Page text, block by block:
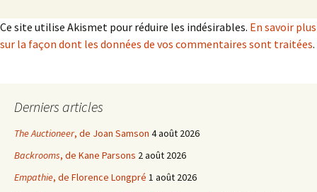
Ce site utilise Akismet pour réduire les indésirables. En savoir plus
sur la façon dont les données de vos commentaires sont traitées.
Derniers articles
The Auctioneer, de Joan Samson 4 août 2026
Backrooms, de Kane Parsons 2 août 2026
Empathie, de Florence Longpré 1 août 2026